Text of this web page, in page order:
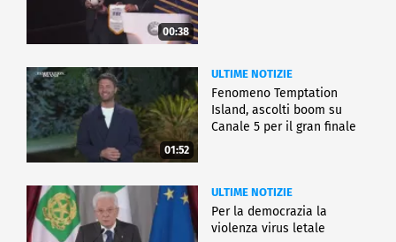
00:38
01:52
ULTIME NOTIZIE
Fenomeno Temptation
Island, ascolti boom su
Canale 5 per il gran finale
ULTIME NOTIZIE
Per la democrazia la
violenza virus letale